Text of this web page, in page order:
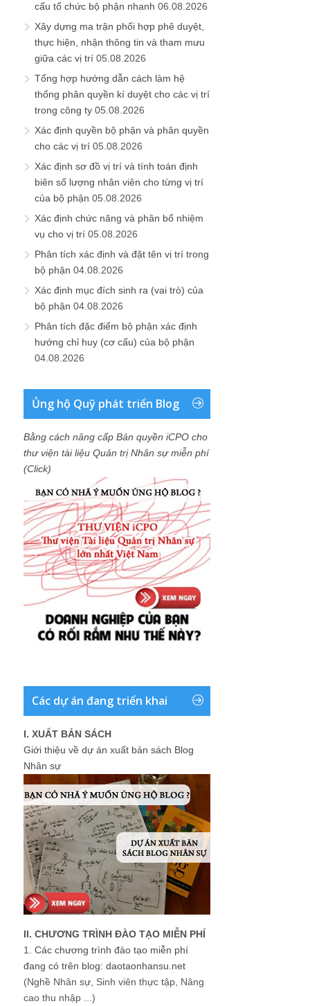
cấu tổ chức bộ phận nhanh 06.08.2026
Xây dựng ma trận phối hợp phê duyệt,
thực hiện, nhận thông tin và tham mưu
giữa các vị trí 05.08.2026
Tổng hợp hướng dẫn cách làm hệ
thống phân quyền kí duyệt cho các vị trí
trong công ty 05.08.2026
Xác định quyền bộ phận và phân quyền
cho các vị trí 05.08.2026
Xác định sơ đồ vị trí và tính toán định
biên số lượng nhân viên cho từng vị trí
của bộ phận 05.08.2026
Xác định chức năng và phân bổ nhiệm
vụ cho vị trí 05.08.2026
Phân tích xác định và đặt tên vị trí trong
bộ phận 04.08.2026
Xác định mục đích sinh ra (vai trò) của
bộ phận 04.08.2026
Phân tích đặc điểm bộ phận xác định
hướng chỉ huy (cơ cấu) của bộ phận
04.08.2026
Ủng hộ Quỹ phát triển Blog
Bằng cách nâng cấp Bản quyền iCPO cho
thư viện tài liệu Quản trị Nhân sự miễn phí
(Click)
Các dự án đang triển khai
I. XUẤT BẢN SÁCH
Giới thiệu về dự án xuất bản sách Blog
Nhân sự
II. CHƯƠNG TRÌNH ĐÀO TẠO MIỄN PHÍ
1. Các chương trình đào tạo miễn phí
đang có trên blog: daotaonhansu.net
(Nghề Nhân sự, Sinh viên thực tập, Nâng
cao thu nhập ...)